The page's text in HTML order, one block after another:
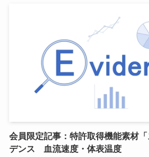
会員限定記事：特許取得機能素材
デンス 血流速度・体表温度